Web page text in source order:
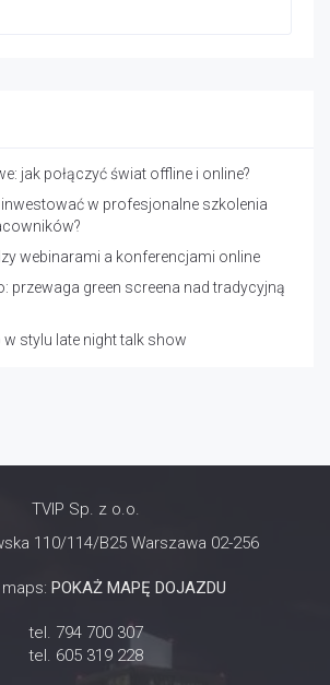
jak połączyć świat offline i online?
w profesjonalne szkolenia
webinarami a konferencjami online
przewaga green screena nad tradycyjną
stylu late night talk show
TVIP Sp. z o.o.
110/114/B25 Warszawa 02-256
POKAŻ MAPĘ DOJAZDU
tel. 794 700 307
tel. 605 319 228